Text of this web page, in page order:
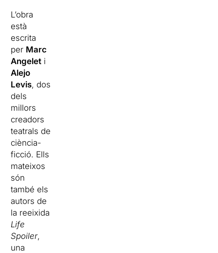
L’obra
està
escrita
per Marc
Angelet i
Alejo
Levis, dos
dels
millors
creadors
teatrals de
ciència-
ficció. Ells
mateixos
són
també els
autors de
la reeixida
Life
Spoiler,
una